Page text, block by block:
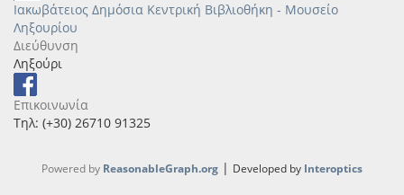
Ιακωβάτειος Δημόσια Κεντρική Βιβλιοθήκη - Μουσείο
Ληξουρίου
Διεύθυνση
Ληξούρι
Επικοινωνία
Τηλ: (+30) 26710 91325
Powered by ReasonableGraph.org | Developed by Interoptics